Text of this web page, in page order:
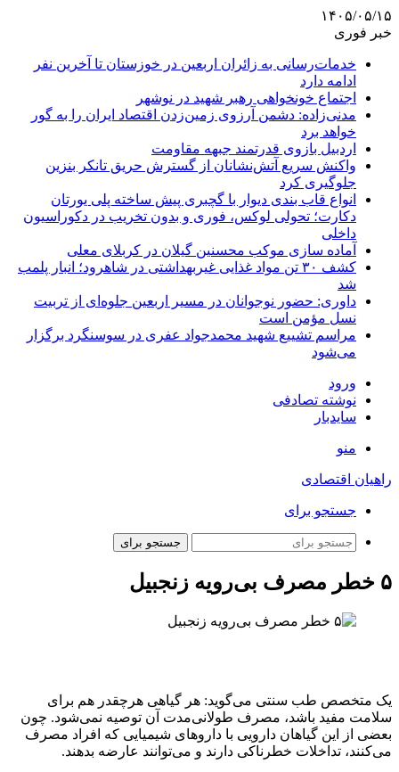
۱۴۰۵/۰۵/۱۵
خبر فوری
خدمات‌رسانی به زائران اربعین در خوزستان تا آخرین نفر
ادامه دارد
اجتماع خونخواهی رهبر شهید در نوشهر
مدنی‌زاده: دشمن آرزوی زمین‌زدن اقتصاد ایران را به گور
خواهد برد
اردبیل بازوی قدرتمند جبهه مقاومت
واکنش سریع آتش‌نشانان از گسترش حریق تانکر بنزین
جلوگیری کرد
انواع قاب بندی دیوار با گچبری پیش ساخته پلی یورتان
دکارت؛ تحولی لوکس، فوری و بدون تخریب در دکوراسیون
داخلی
آماده سازی موکب محسنین گیلان در کربلای معلی
کشف ۳۰ تن مواد غذایی غیربهداشتی در شاهرود؛ انبار پلمب
شد
داوری: حضور نوجوانان در مسیر اربعین جلوه‌ای از تربیت
نسل مؤمن است
مراسم تشییع شهید محمدجواد عفری در سوسنگرد برگزار
می‌شود
ورود
نوشته تصادفی
سایدبار
منو
راهیان اقتصادی
جستجو برای
جستجو برای
۵ خطر مصرف بی‌رویه زنجبیل
یک متخصص طب سنتی می‌گوید: هر گیاهی هرچقدر هم برای
سلامت مفید باشد، مصرف طولانی‌مدت آن توصیه نمی‌شود. چون
بعضی از این گیاهان دارویی با داروهای شیمیایی که افراد مصرف
می‌کنند، تداخلات خطرناکی دارند و می‌توانند عارضه بدهند.